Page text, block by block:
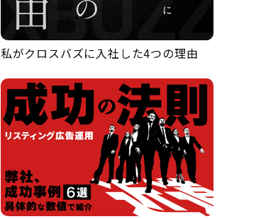
私がクロスバズに入社した4つの理由